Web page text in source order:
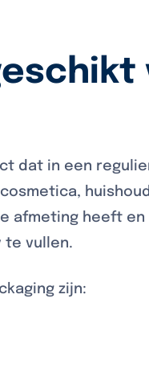
dat in een
afmeting heeft
te vullen.
zijn: